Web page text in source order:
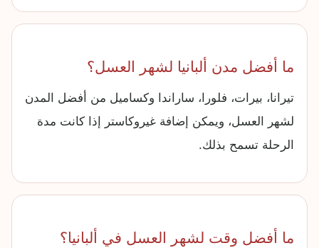
ما أفضل مدن ألبانيا لشهر العسل؟
تيرانا، بيرات، فلورا، ساراندا وكساميل من أفضل المدن
لشهر العسل، ويمكن إضافة غيروكاستر إذا كانت مدة
الرحلة تسمح بذلك.
ما أفضل وقت لشهر العسل في ألبانيا؟